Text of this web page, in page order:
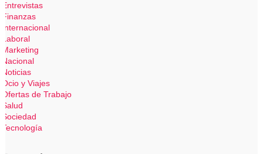
Entrevistas
Finanzas
Internacional
Laboral
Marketing
Nacional
Noticias
Ocio y Viajes
Ofertas de Trabajo
Salud
Sociedad
Tecnología